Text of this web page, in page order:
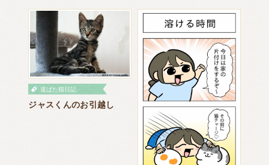
をする猫さん～
道ばた猫日記
ジャスくんのお引越し